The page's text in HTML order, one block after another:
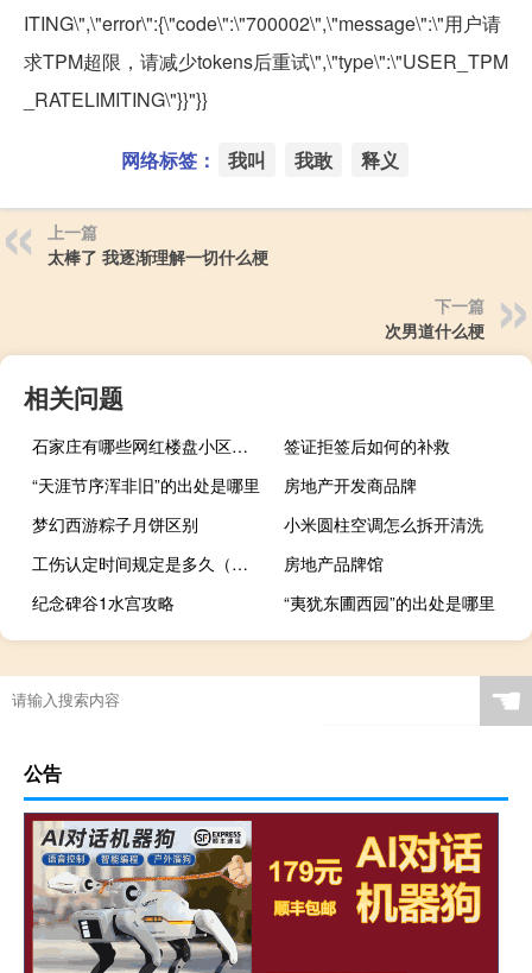
ITING\",\"error\":{\"code\":\"700002\",\"message\":\"用户请
求TPM超限，请减少tokens后重试\",\"type\":\"USER_TPM
_RATELIMITING\"}}"}}
网络标签： 我叫 我敢 释义
上一篇
太棒了 我逐渐理解一切什么梗
下一篇
次男道什么梗
相关问题
石家庄有哪些网红楼盘小区？介绍5个最知名地产项目
签证拒签后如何的补救
“天涯节序浑非旧”的出处是哪里
房地产开发商品牌
梦幻西游粽子月饼区别
小米圆柱空调怎么拆开清洗
工伤认定时间规定是多久（工伤认定时间规定）
房地产品牌馆
纪念碑谷1水宫攻略
“夷犹东圃西园”的出处是哪里
蜘蛛抱蛋是什么植物
☚
公告